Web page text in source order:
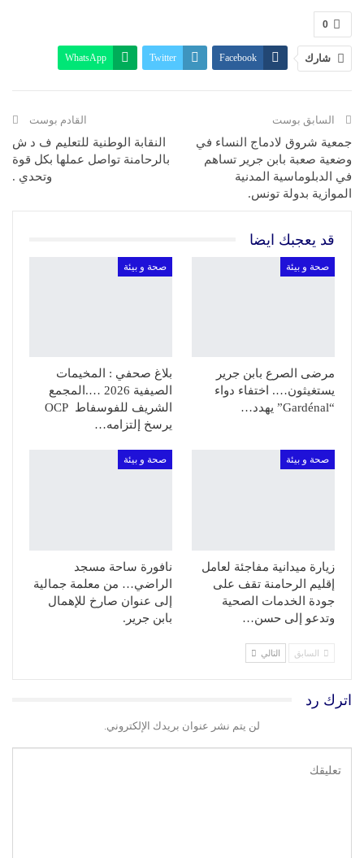
0
شارك Facebook
Twitter
WhatsApp
السابق بوست
جمعية شروق لادماج النساء في
وضعية صعبة بابن جرير تساهم
في الدبلوماسية المدنية
الموازية بدولة تونس.
القادم بوست
النقابة الوطنية للتعليم ف د ش
بالرحامنة تواصل عملها بكل قوة
وتحدي .
قد يعجبك ايضا
صحة و بيئة
مرضى الصرع بابن جرير
يستغيثون…. اختفاء دواء
“Gardénal” يهدد…
صحة و بيئة
بلاغ صحفي : المخيمات
الصيفية 2026 ….المجمع
الشريف للفوسفاط OCP
يرسخ إلتزامه…
صحة و بيئة
زيارة ميدانية مفاجئة لعامل
إقليم الرحامنة تقف على
جودة الخدمات الصحية
وتدعو إلى حسن…
صحة و بيئة
نافورة ساحة مسجد
الراضي… من معلمة جمالية
إلى عنوان صارخ للإهمال
بابن جرير.
السابق التالي
اترك رد
لن يتم نشر عنوان بريدك الإلكتروني.